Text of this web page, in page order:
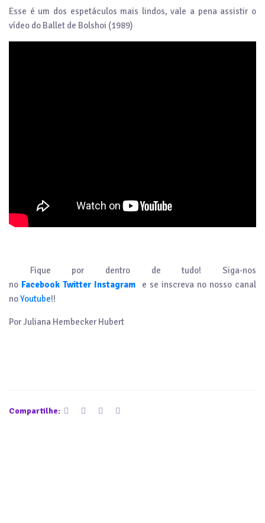
Esse é um dos espetáculos mais lindos, vale a pena assistir o
vídeo do Ballet de Bolshoi (1989)
Fique por dentro de tudo! Siga-nos
no Facebook Twitter Instagram
e se inscreva no nosso canal
noYoutube!!
Por Juliana Hembecker Hubert
Compartilhe: